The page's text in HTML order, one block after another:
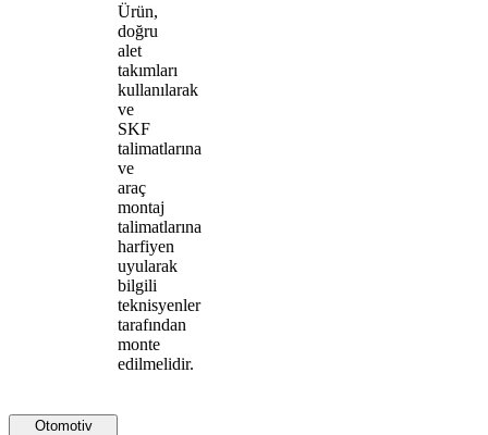
Ürün,
doğru
alet
takımları
kullanılarak
ve
SKF
talimatlarına
ve
araç
montaj
talimatlarına
harfiyen
uyularak
bilgili
teknisyenler
tarafından
monte
edilmelidir.
Otomotiv